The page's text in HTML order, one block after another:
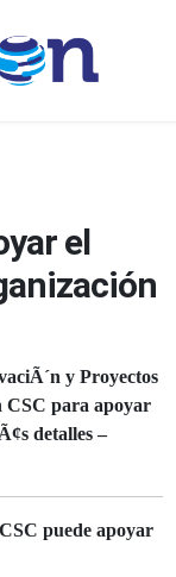
el
y Proyectos
CSC para apoyar
detalles –
puede apoyar